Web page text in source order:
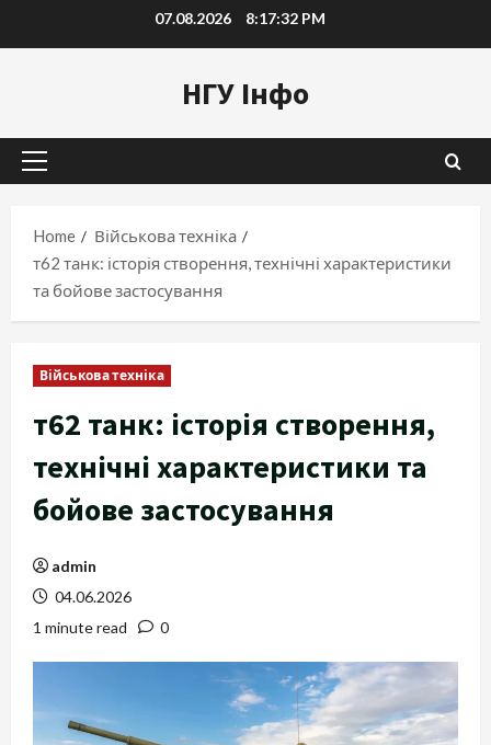
to
07.08.2026 8:17:34 PM
НГУ Інфо
Primary
Home
Військова техніка
т62 танк: історія створення, технічні характеристики
та бойове застосування
Військова техніка
т62 танк: історія створення,
технічні характеристики та
бойове застосування
admin
04.06.2026
1 minute read
0